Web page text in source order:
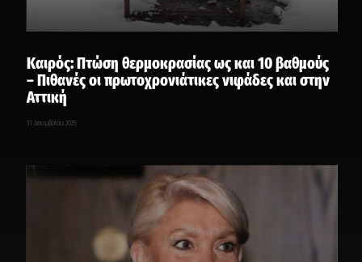
Καιρός: Πτώση θερμοκρασίας ως και 10 βαθμούς
– Πιθανές οι πρωτοχρονιάτικες νιφάδες και στην
Αττική
31 Δεκεμβρίου, 2025